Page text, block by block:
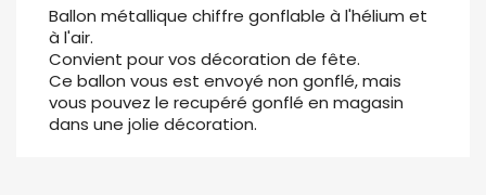
Ballon métallique chiffre gonflable à l'hélium et
à l'air.
Convient pour vos décoration de fête.
Ce ballon vous est envoyé non gonflé, mais
vous pouvez le recupéré gonflé en magasin
dans une jolie décoration.